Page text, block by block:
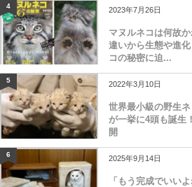
4 2023年7月26日
マヌルネコは何故
違いから生態や進
コの秘密に迫...
5 2022年3月10日
世界最小級の野生
が一挙に4頭も誕生
開
6 2025年9月14日
「もう完成でいい